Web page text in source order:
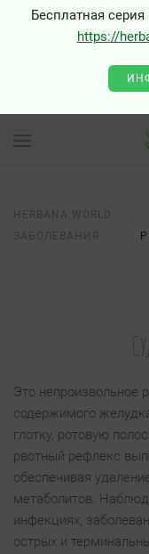
Бесплатная
https://
HERBANA.WORLD
ЗАБОЛЕВАНИЯ
Это непроизвольное
содержимого
глотку, ротовую
рвотный рефлекс
обеспечивая
метаболитов.
инфекциях,
острых и